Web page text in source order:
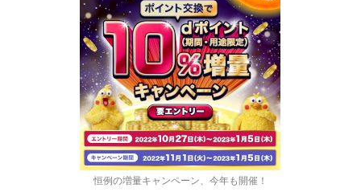
恒例の増量キャンペーン、今年も開催！